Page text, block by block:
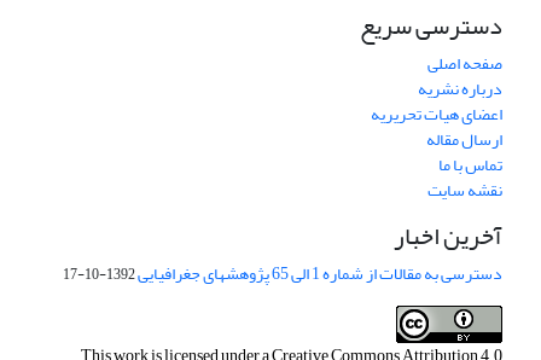
دسترسی سریع
صفحه اصلی
درباره نشریه
اعضای هیات تحریریه
ارسال مقاله
تماس با ما
نقشه سایت
آخرین اخبار
دسترسی به مقالات از شماره 1 الی 65 پژوهشهای جغرافیایی 1392-10-17